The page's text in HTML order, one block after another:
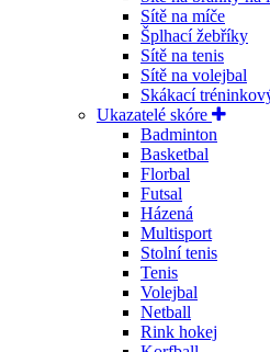
Sítě na míče
Šplhací žebříky
Sítě na tenis
Sítě na volejbal
Skákací
Ukazatelé skóre
Badminton
Basketbal
Florbal
Futsal
Házená
Multisport
Stolní tenis
Tenis
Volejbal
Netball
Rink hokej